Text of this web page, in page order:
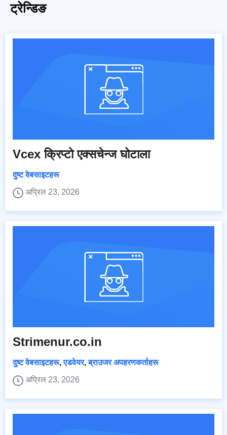
ट्रेन्डिङ
Vcex क्रिप्टो एक्सचेन्ज घोटाला
दुष्ट वेबसाइटहरू
अप्रिल 23, 2026
Strimenur.co.in
दुष्ट वेबसाइटहरू,एडवेयर,ब्राउजर अपहरणकर्ताहरू
अप्रिल 23, 2026